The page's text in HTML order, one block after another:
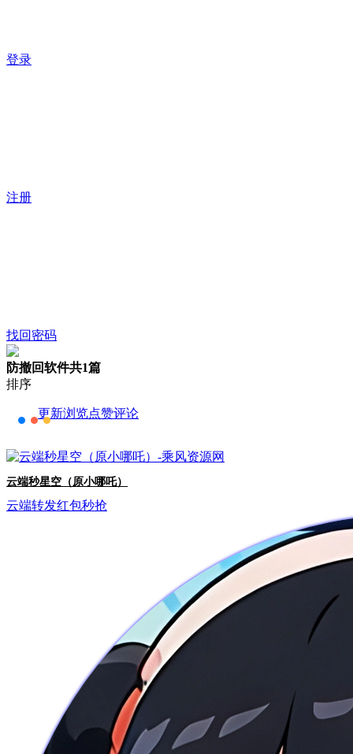
登录
注册
找回密码
防撤回软件共1篇
排序
更新浏览点赞评论
云端秒星空（原小哪吒）
云端转发红包秒抢